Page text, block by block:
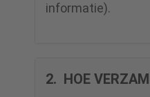
informatie).
2. HOE